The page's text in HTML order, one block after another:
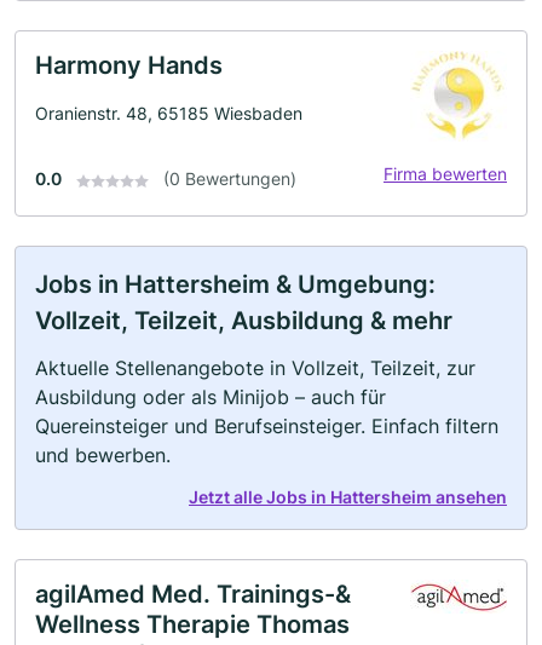
Harmony Hands
Oranienstr. 48, 65185 Wiesbaden
0.0 (0 Bewertungen) Firma bewerten
Jobs in Hattersheim & Umgebung:
Vollzeit, Teilzeit, Ausbildung & mehr
Aktuelle Stellenangebote in Vollzeit, Teilzeit, zur
Ausbildung oder als Minijob – auch für
Quereinsteiger und Berufseinsteiger. Einfach filtern
und bewerben.
Jetzt alle Jobs in Hattersheim ansehen
agilAmed Med. Trainings-&
Wellness Therapie Thomas